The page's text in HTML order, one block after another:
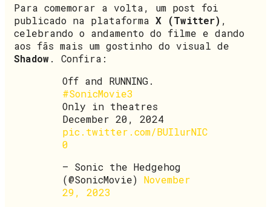
Para comemorar a volta, um post foi
publicado na plataforma X (Twitter) ,
celebrando o andamento do filme e dando
aos fãs mais um gostinho do visual de
Shadow. Confira:
Off and RUNNING.
#SonicMovie3
Only in theatres
December 20, 2024
pic.twitter.com/BUIlurNIC
0
— Sonic the Hedgehog
(@SonicMovie) November
29, 2023